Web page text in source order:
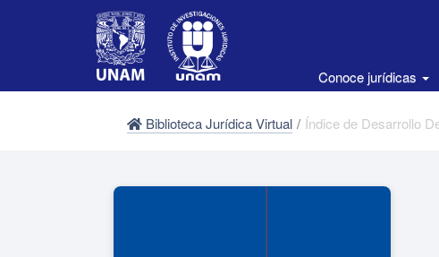
Conoce jurídicas
Biblioteca Jurídica Virtual /